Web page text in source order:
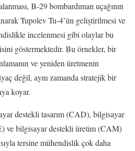
B‑29 bombardıman uçağının
Tupolev Tu‑4’ün geliştirilmesi ve
incelenmesi gibi olaylar bu
göstermektedir. Bu örnekler, bir
ve yeniden üretmenin
değil, aynı zamanda stratejik bir
koyar.
destekli tasarım (CAD), bilgisayar
ve bilgisayar destekli üretim (CAM)
tersine mühendislik çok daha